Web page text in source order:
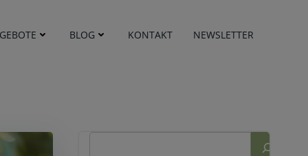
BLOG KONTAKT NEWSLETTER